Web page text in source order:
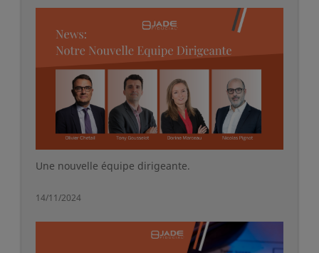
Une nouvelle équipe dirigeante.
14/11/2024